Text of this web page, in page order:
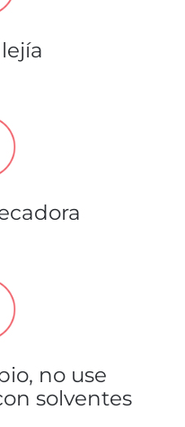
no use
solventes